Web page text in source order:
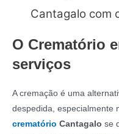
Cantagalo com
O Crematório
serviços
A cremação é uma
despedida, especialmente
crematório Cantagalo se